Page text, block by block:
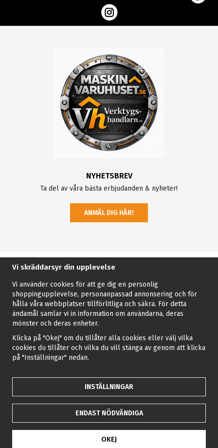
NYHETSBREV
Ta del av våra bästa erbjudanden & nyheter!
ANMÄL DIG HÄR!
Vi skräddarsyr din upplevelse
Vi använder cookies för att ge dig en personlig
shoppingupplevelse, personanpassad annonsering och för
hålla våra webbplatser tillförlitliga och säkra. För detta
ändamål samlar vi in information om användarna, deras
mönster och deras enheter.
Klicka på "Okej" om du tillåter alla cookies eller välj vilka
cookies du tillåter och vilka du vill stänga av genom att klicka
på "Inställningar" nedan.
INSTÄLLNINGAR
ENDAST NÖDVÄNDIGA
OKEJ